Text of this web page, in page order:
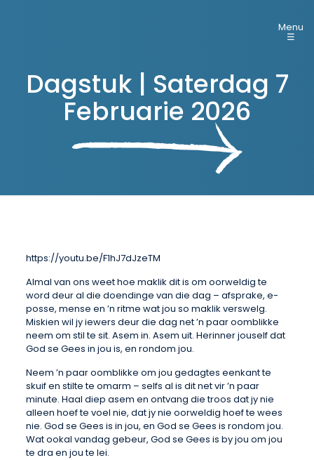
Menu
☰
Dagstuk | Saterdag 7
Februarie 2026
https://youtu.be/F1hJ7dJzeTM
Almal van ons weet hoe maklik dit is om oorweldig te
word deur al die doendinge van die dag – afsprake, e-
posse, mense en ’n ritme wat jou so maklik verswelg.
Miskien wil jy iewers deur die dag net ’n paar oomblikke
neem om stil te sit. Asem in. Asem uit. Herinner jouself dat
God se Gees in jou is, en rondom jou.
Neem ’n paar oomblikke om jou gedagtes eenkant te
skuif en stilte te omarm – selfs al is dit net vir ’n paar
minute. Haal diep asem en ontvang die troos dat jy nie
alleen hoef te voel nie, dat jy nie oorweldig hoef te wees
nie. God se Gees is in jou, en God se Gees is rondom jou.
Wat ookal vandag gebeur, God se Gees is by jou om jou
te dra en jou te lei.